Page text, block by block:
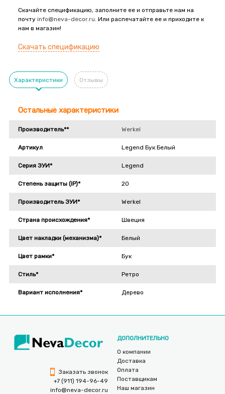
Скачайте спецификацию, заполните ее и отправьте нам на
почту info@neva-decor.ru . Или распечатайте ее и приходите к
нам в магазин!
Скачать спецификацию
Характеристики Отзывы
Остальные характеристики
Производитель** Werkel
Артикул Legend Бук Белый
Серия ЭУИ* Legend
Степень защиты (IP)* 20
Производитель ЭУИ* Werkel
Страна происхождения* Швеция
Цвет накладки (механизма)* Белый
Цвет рамки* Бук
Стиль* Ретро
Вариант исполнения* Дерево
Заказать звонок
+7 (911) 194-96-49
info@neva-decor.ru
ДОПОЛНИТЕЛЬНО
О компании
Доставка
Оплата
Поставщикам
Наш магазин